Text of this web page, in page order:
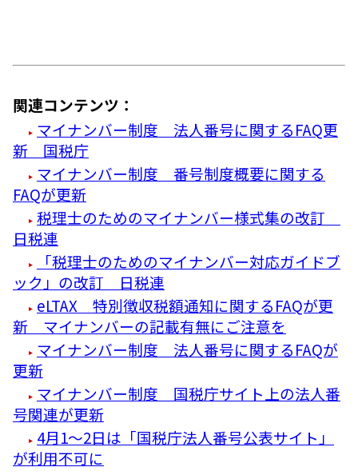
関連コンテンツ：
マイナンバー制度 法人番号に関するFAQ更
新 国税庁
マイナンバー制度 番号制度概要に関する
FAQが更新
税理士のためのマイナンバー様式集の改訂
日税連
「税理士のためのマイナンバー対応ガイドブ
ック」の改訂 日税連
eLTAX 特別徴収税額通知に関するFAQが更
新 マイナンバーの記載有無にご注意を
マイナンバー制度 法人番号に関するFAQが
更新
マイナンバー制度 国税庁サイト上の法人番
号関連が更新
4月1～2日は「国税庁法人番号公表サイト」
が利用不可に